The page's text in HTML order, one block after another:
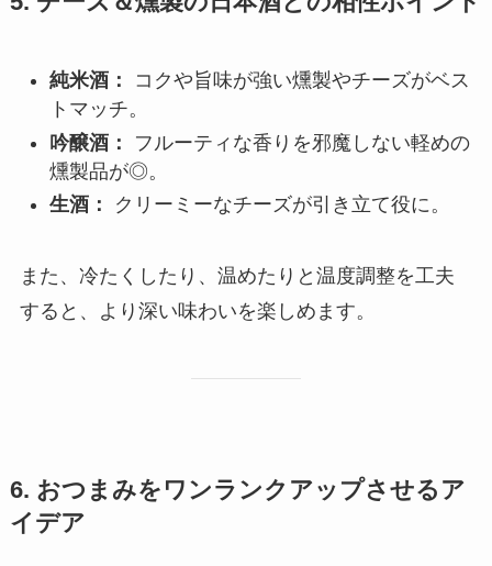
純米酒：
コクや旨味が強い燻製やチーズがベス
トマッチ。
吟醸酒：
フルーティな香りを邪魔しない軽めの
燻製品が◎。
生酒：
クリーミーなチーズが引き立て役に。
また、冷たくしたり、温めたりと温度調整を工夫
すると、より深い味わいを楽しめます。
6. おつまみをワンランクアップさせるア
イデア